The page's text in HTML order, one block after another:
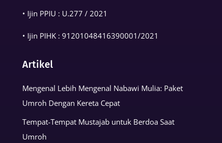
• Ijin PPIU : U.277 / 2021
• Ijin PIHK : 91201048416390001/2021
Artikel
Mengenal Lebih Mengenal Nabawi Mulia: Paket
Umroh Dengan Kereta Cepat
Tempat-Tempat Mustajab untuk Berdoa Saat
Umroh